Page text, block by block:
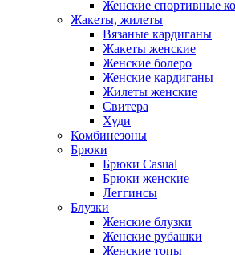
Женские спортивные
Жакеты, жилеты
Вязаные кардиганы
Жакеты женские
Женские болеро
Женские кардиганы
Жилеты женские
Свитера
Худи
Комбинезоны
Брюки
Брюки Casual
Брюки женские
Леггинсы
Блузки
Женские блузки
Женские рубашки
Женские топы